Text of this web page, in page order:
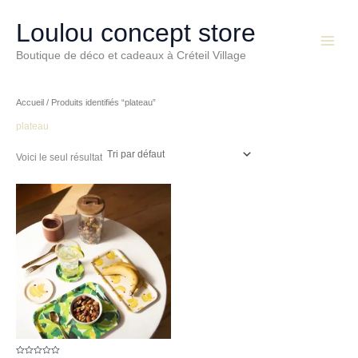
contenuLoulou concept store
Boutique de déco et cadeaux à Créteil Village
Menu
Accueil / Produits identifiés “plateau”
plateau
Voici le seul résultat